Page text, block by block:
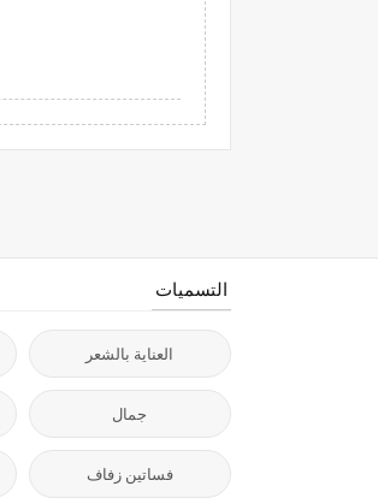
التسميات
العناية بالشعر
جمال
فساتين زفاف